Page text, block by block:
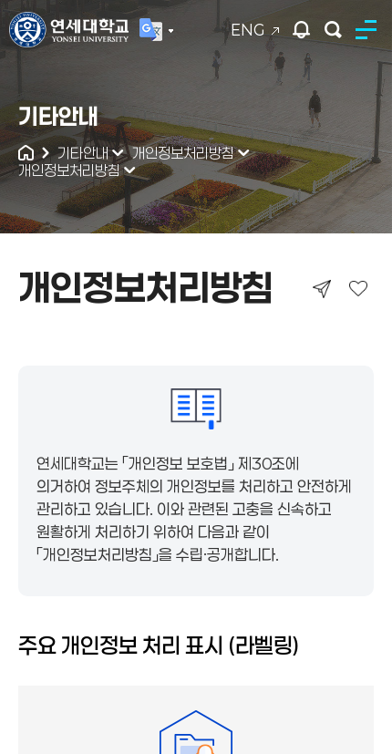
ENG
통합검색
기타안내
기타안내
개인정보처리방침
개인정보처리방침
개인정보처리방침
연세대학교는 「개인정보 보호법」 제30조에
의거하여 정보주체의 개인정보를 처리하고 안전하게
관리하고 있습니다. 이와 관련된 고충을 신속하고
원활하게 처리하기 위하여 다음과 같이
「개인정보처리방침」을 수립·공개합니다.
주요 개인정보 처리 표시 (라벨링)